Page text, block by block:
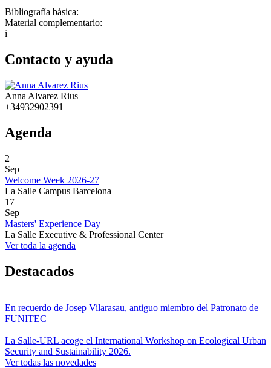
Bibliografía básica:
Material complementario:
i
Contacto y ayuda
Anna Alvarez Rius
+34932902391
Agenda
2
Sep
Welcome Week 2026-27
La Salle Campus Barcelona
17
Sep
Masters' Experience Day
La Salle Executive & Professional Center
Ver toda la agenda
Destacados
En recuerdo de Josep Vilarasau, antiguo miembro del Patronato de
FUNITEC
La Salle-URL acoge el International Workshop on Ecological Urban
Security and Sustainability 2026.
Ver todas las novedades